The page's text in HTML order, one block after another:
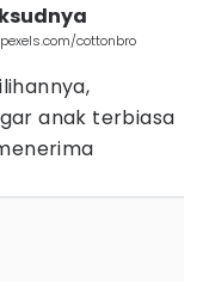
cottonbro
anak terbiasa